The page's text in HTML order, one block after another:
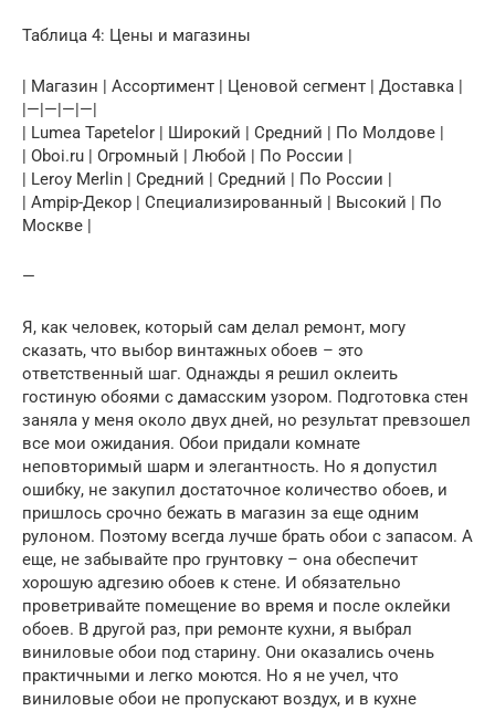
Таблица 4: Цены и магазины
| Магазин | Ассортимент | Ценовой сегмент | Доставка |
|—|—|—|—|
| Lumea Tapetelor | Широкий | Средний | По Молдове |
| Oboi.ru | Огромный | Любой | По России |
| Leroy Merlin | Средний | Средний | По России |
| Ampiр-Декор | Специализированный | Высокий | По
Москве |
—
Я, как человек, который сам делал ремонт, могу
сказать, что выбор винтажных обоев – это
ответственный шаг. Однажды я решил оклеить
гостиную обоями с дамасским узором. Подготовка стен
заняла у меня около двух дней, но результат превзошел
все мои ожидания. Обои придали комнате
неповторимый шарм и элегантность. Но я допустил
ошибку, не закупил достаточное количество обоев, и
пришлось срочно бежать в магазин за еще одним
рулоном. Поэтому всегда лучше брать обои с запасом. А
еще, не забывайте про грунтовку – она обеспечит
хорошую адгезию обоев к стене. И обязательно
проветривайте помещение во время и после оклейки
обоев. В другой раз, при ремонте кухни, я выбрал
виниловые обои под старину. Они оказались очень
практичными и легко моются. Но я не учел, что
виниловые обои не пропускают воздух, и в кухне